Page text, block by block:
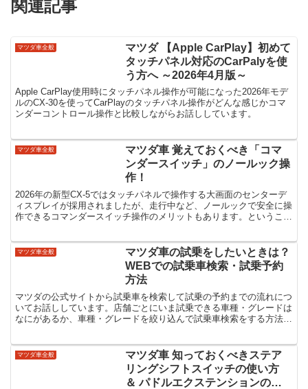
関連記事
マツダ車全般
マツダ 【Apple CarPlay】初めて
タッチパネル対応のCarPalyを使
う方へ ～2026年4月版～
Apple CarPlay使用時にタッチパネル操作が可能になった2026年モデ
ルのCX-30を使ってCarPlayのタッチパネル操作がどんな感じかコマ
ンダーコントロール操作と比較しながらお話ししています。
マツダ車全般
マツダ車 覚えておくべき「コマ
ンダースイッチ」のノールック操
作！
2026年の新型CX-5ではタッチパネルで操作する大画面のセンターデ
ィスプレイが採用されましたが、走行中など、ノールックで安全に操
作できるコマンダースイッチ操作のメリットもあります。ということ
マツダ車全般
マツダ車の試乗をしたいときは？
WEBでの試乗車検索・試乗予約
方法
マツダの公式サイトから試乗車を検索して試乗の予約までの流れにつ
いてお話ししています。店舗ごとにいま試乗できる車種・グレードは
なにがあるか、車種・グレードを絞り込んで試乗車検索をする方法、
マツダ車全般
マツダ車 知っておくべきステア
リングシフトスイッチの使い方
＆ パドルエクステンションの装